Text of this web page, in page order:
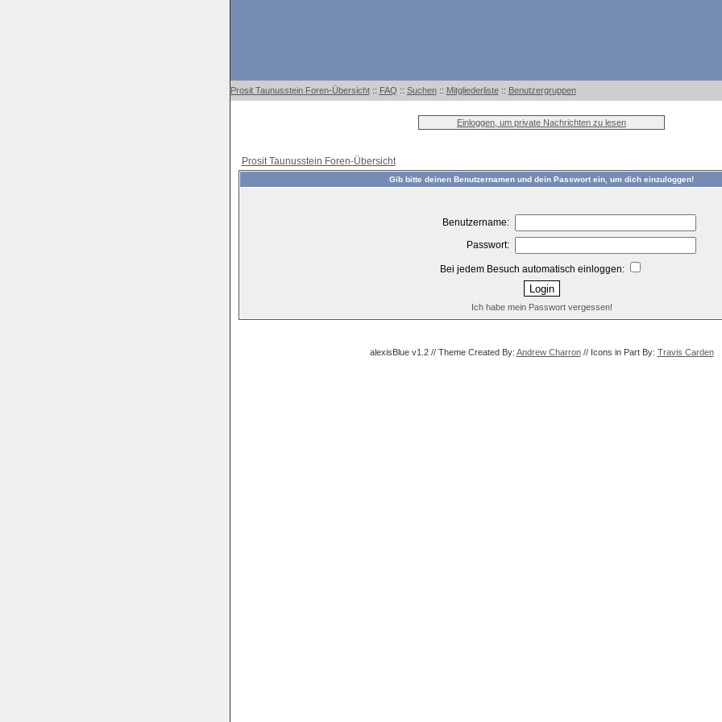
Prosit Taunusstein Foren-Übersicht:: FAQ :: Suchen:: Mitgliederliste:: Benutzergruppen
Einloggen, um private Nachrichten zu lesen
Prosit Taunusstein Foren-Übersicht
Gib bitte deinen Benutzernamen und dein Passwort ein, um dich einzuloggen!
Benutzername:
Passwort:
Bei jedem Besuch automatisch einloggen:
Ich habe mein Passwort vergessen!
alexisBlue v1.2 // Theme Created By: Andrew Charron// Icons in Part By: Travis Carden